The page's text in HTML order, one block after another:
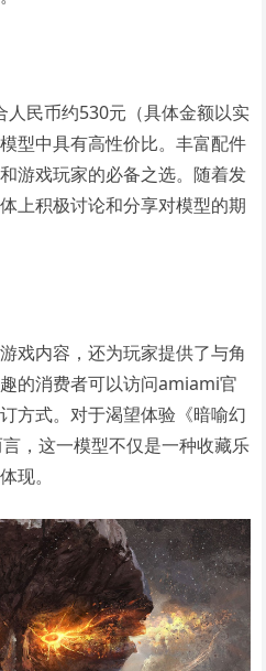
人民币约530元（具体金额以实
型中具有高性价比。丰富配件
游戏玩家的必备之选。随着发
上积极讨论和分享对模型的期
戏内容，还为玩家提供了与角
的消费者可以访问amiami官
方式。对于渴望体验《暗喻幻
，这一模型不仅是一种收藏乐
现。